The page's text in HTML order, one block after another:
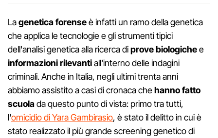
Lagenetica forenseè infatti un ramo della genetica
che applica le tecnologie e gli strumenti tipici
dell'analisi genetica alla ricerca diprove biologichee
informazioni rilevantiall'interno delle indagini
criminali. Anche in Italia, negli ultimi trenta anni
abbiamo assistito a casi di cronaca chehanno fatto
scuolada questo punto di vista: primo tra tutti,
l'omicidio di Yara Gambirasio, è stato il delitto in cui è
stato realizzato il più grande screening genetico di